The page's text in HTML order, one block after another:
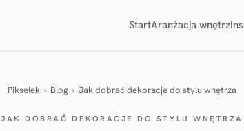
StartAranżacja wnętrz
Pikselek › Blog › Jak dobrać dekoracje do stylu wnętrza
JAK DOBRAĆ DEKORACJE DO STYLU WNĘTRZA